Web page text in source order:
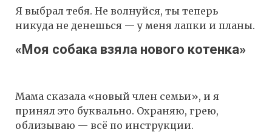
Я выбрал тебя. Не волнуйся, ты теперь
никуда не денешься — у меня лапки и планы.
«Моя собака взяла нового котенка»
Мама сказала «новый член семьи», и я
принял это буквально. Охраняю, грею,
облизываю — всё по инструкции.